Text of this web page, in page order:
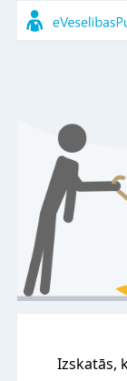
Izskatās,